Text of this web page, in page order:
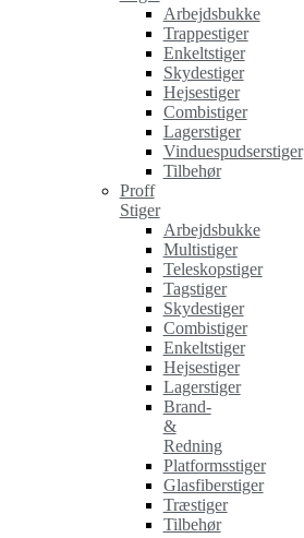
Arbejdsbukke
Trappestiger
Enkeltstiger
Skydestiger
Hejsestiger
Combistiger
Lagerstiger
Vinduespudserstiger
Tilbehør
Proff
Stiger
Arbejdsbukke
Multistiger
Teleskopstiger
Tagstiger
Skydestiger
Combistiger
Enkeltstiger
Hejsestiger
Lagerstiger
Brand-
&
Redning
Platformsstiger
Glasfiberstiger
Træstiger
Tilbehør